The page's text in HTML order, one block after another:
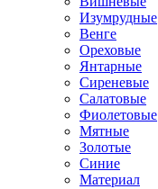
Изумрудные
Венге
Ореховые
Янтарные
Сиреневые
Салатовые
Фиолетовые
Мятные
Золотые
Синие
Материал